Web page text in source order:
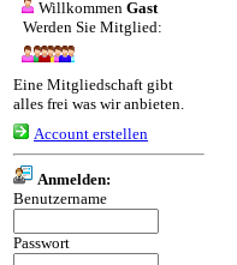
Willkommen Gast
Werden Sie Mitglied:
Eine Mitgliedschaft gibt
alles frei was wir anbieten.
Account erstellen
Anmelden:
Benutzername
Passwort